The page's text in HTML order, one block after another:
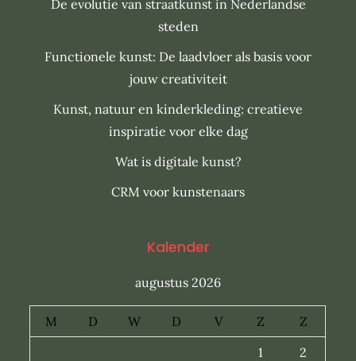
De evolutie van straatkunst in Nederlandse
steden
Functionele kunst: De laadvloer als basis voor
jouw creativiteit
Kunst, natuur en kinderkleding: creatieve
inspiratie voor elke dag
Wat is digitale kunst?
CRM voor kunstenaars
Kalender
augustus 2026
M D W D V Z
Z
1
2